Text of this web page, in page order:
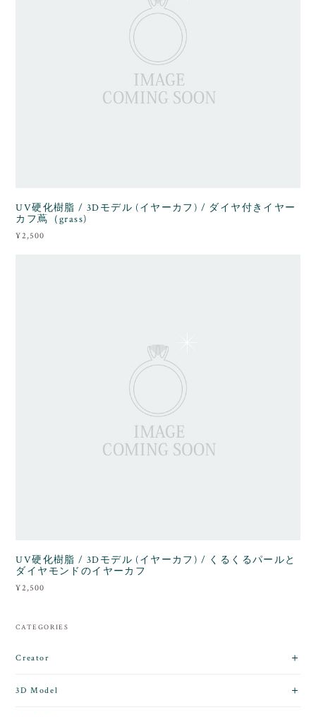
UV硬化樹脂 / 3Dモデル (イヤーカフ) / ダイヤ付きイヤー
カフ蔦（grass)
¥2,500
UV硬化樹脂 / 3Dモデル (イヤーカフ) / くるくるパールと
ダイヤモンドのイヤーカフ
¥2,500
CATEGORIES
Creator
3D Model